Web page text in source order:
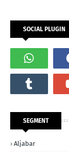
SOCIAL PLUGIN
SEGMENT
Aljabar